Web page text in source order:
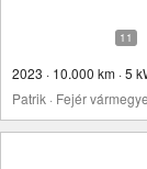
2023 · 10.000 km · 5
Patrik · Fejér